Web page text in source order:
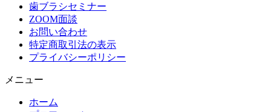
歯ブラシセミナー
ZOOM面談
お問い合わせ
特定商取引法の表示
プライバシーポリシー
メニュー
ホーム